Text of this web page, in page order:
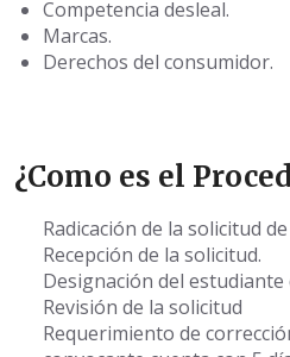
Competencia desleal.
Marcas.
Derechos del consumidor.
¿Como es el
Radicación de la solicitud
Recepción de la solicitud.
Designación del
Revisión de la solicitud
Requerimiento de